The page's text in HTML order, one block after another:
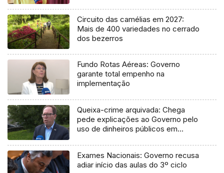
Circuito das camélias em 2027:
Mais de 400 variedades no cerrado
dos bezerros
Fundo Rotas Aéreas: Governo
garante total empenho na
implementação
Queixa-crime arquivada: Chega
pede explicações ao Governo pelo
uso de dinheiros públicos em
Exames Nacionais: Governo recusa
adiar início das aulas do 3º ciclo